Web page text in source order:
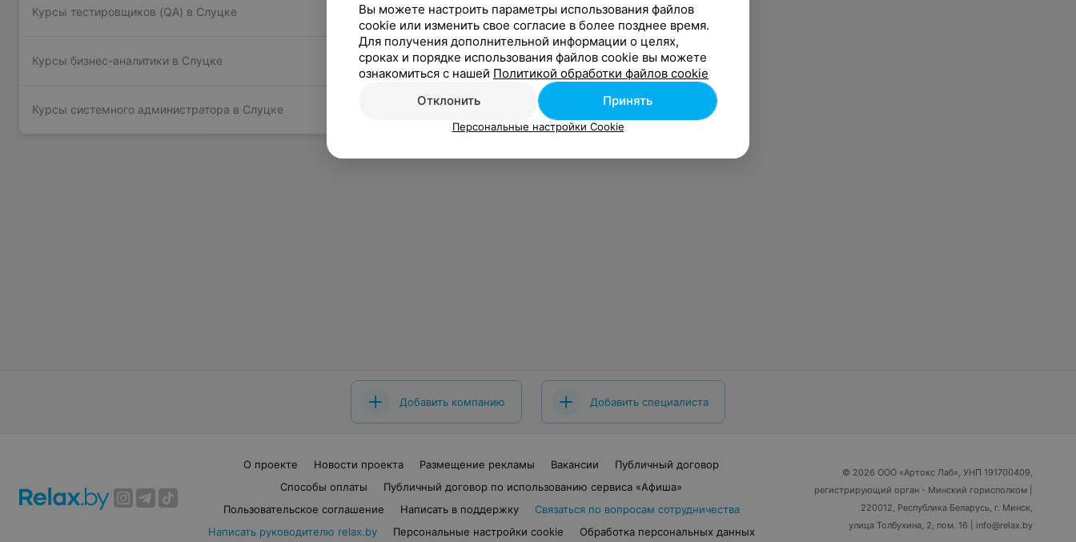
Курсы тестировщиков (QA) в Слуцке
Курсы бизнес-аналитики в Слуцке
Курсы системного администратора в Слуцке
Добавить компанию Добавить специалиста
О проекте Новости проекта Размещение рекламы Вакансии
Публичный договор
Способы оплаты
Публичный договор по использованию сервиса «Афиша»
Пользовательское соглашение
Написать в поддержку
Связаться по вопросам сотрудничества
Написать руководителю relax.by
Персональные настройки cookie Обработка персональных данных
© 2026 ООО «Артокс Лаб», УНП 191700409,
регистрирующий орган - Минский горисполком
220012, Республика Беларусь, г. Минск,
улица Толбухина, 2, пом. 16 | info@relax.by
Вы можете настроить параметры использования файлов
cookie или изменить свое согласие в более позднее время.
Для получения дополнительной информации о целях,
сроках и порядке использования файлов cookie вы можете
ознакомиться с нашей Политикой обработки файлов cookie
Отклонить
Принять
Персональные настройки Cookie